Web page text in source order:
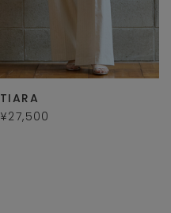
TIARA
¥27,500